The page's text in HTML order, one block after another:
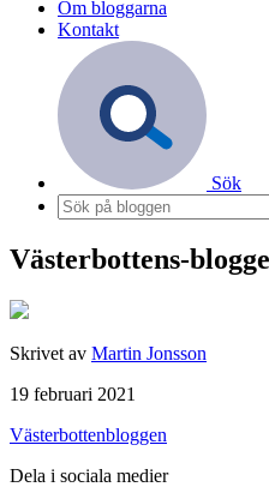
Om bloggarna
Kontakt
Sök
Västerbottens-
Skrivet av Martin Jonsson
19 februari 2021
Västerbottenbloggen
Dela i sociala medier